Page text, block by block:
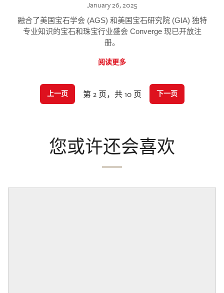
January 26, 2025
融合了美国宝石学会 (AGS) 和美国宝石研究院 (GIA) 独特
专业知识的宝石和珠宝行业盛会 Converge 现已开放注
册。
阅读更多
上一页 第 2 页，共 10 页 下一页
您或许还会喜欢